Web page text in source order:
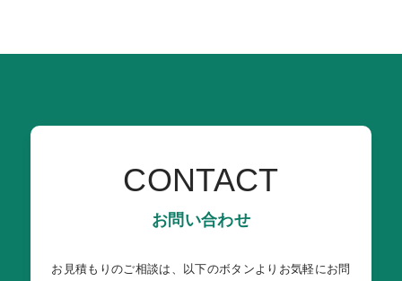
CONTACT
お問い合わせ
お見積もりのご相談は、以下のボタンよりお気軽にお問